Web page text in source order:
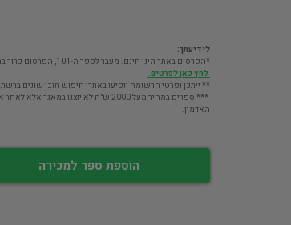
לידיעתך:
*הפרסום באתר הינו חינם. מעבר לספר ה-101, הפרסום כרוך בתשלום שנתי
לחץ כאן לפרטים.
** ייתכן ופרטי הרשומה יופיעו באתרי חיפוש תוכן שונים ברשת
*** ספרים במחיר מעל 2000 ש"ח לא יוצגו במאגר אלא לאחר אישור
האדמין.
הוספת ספר למכירה